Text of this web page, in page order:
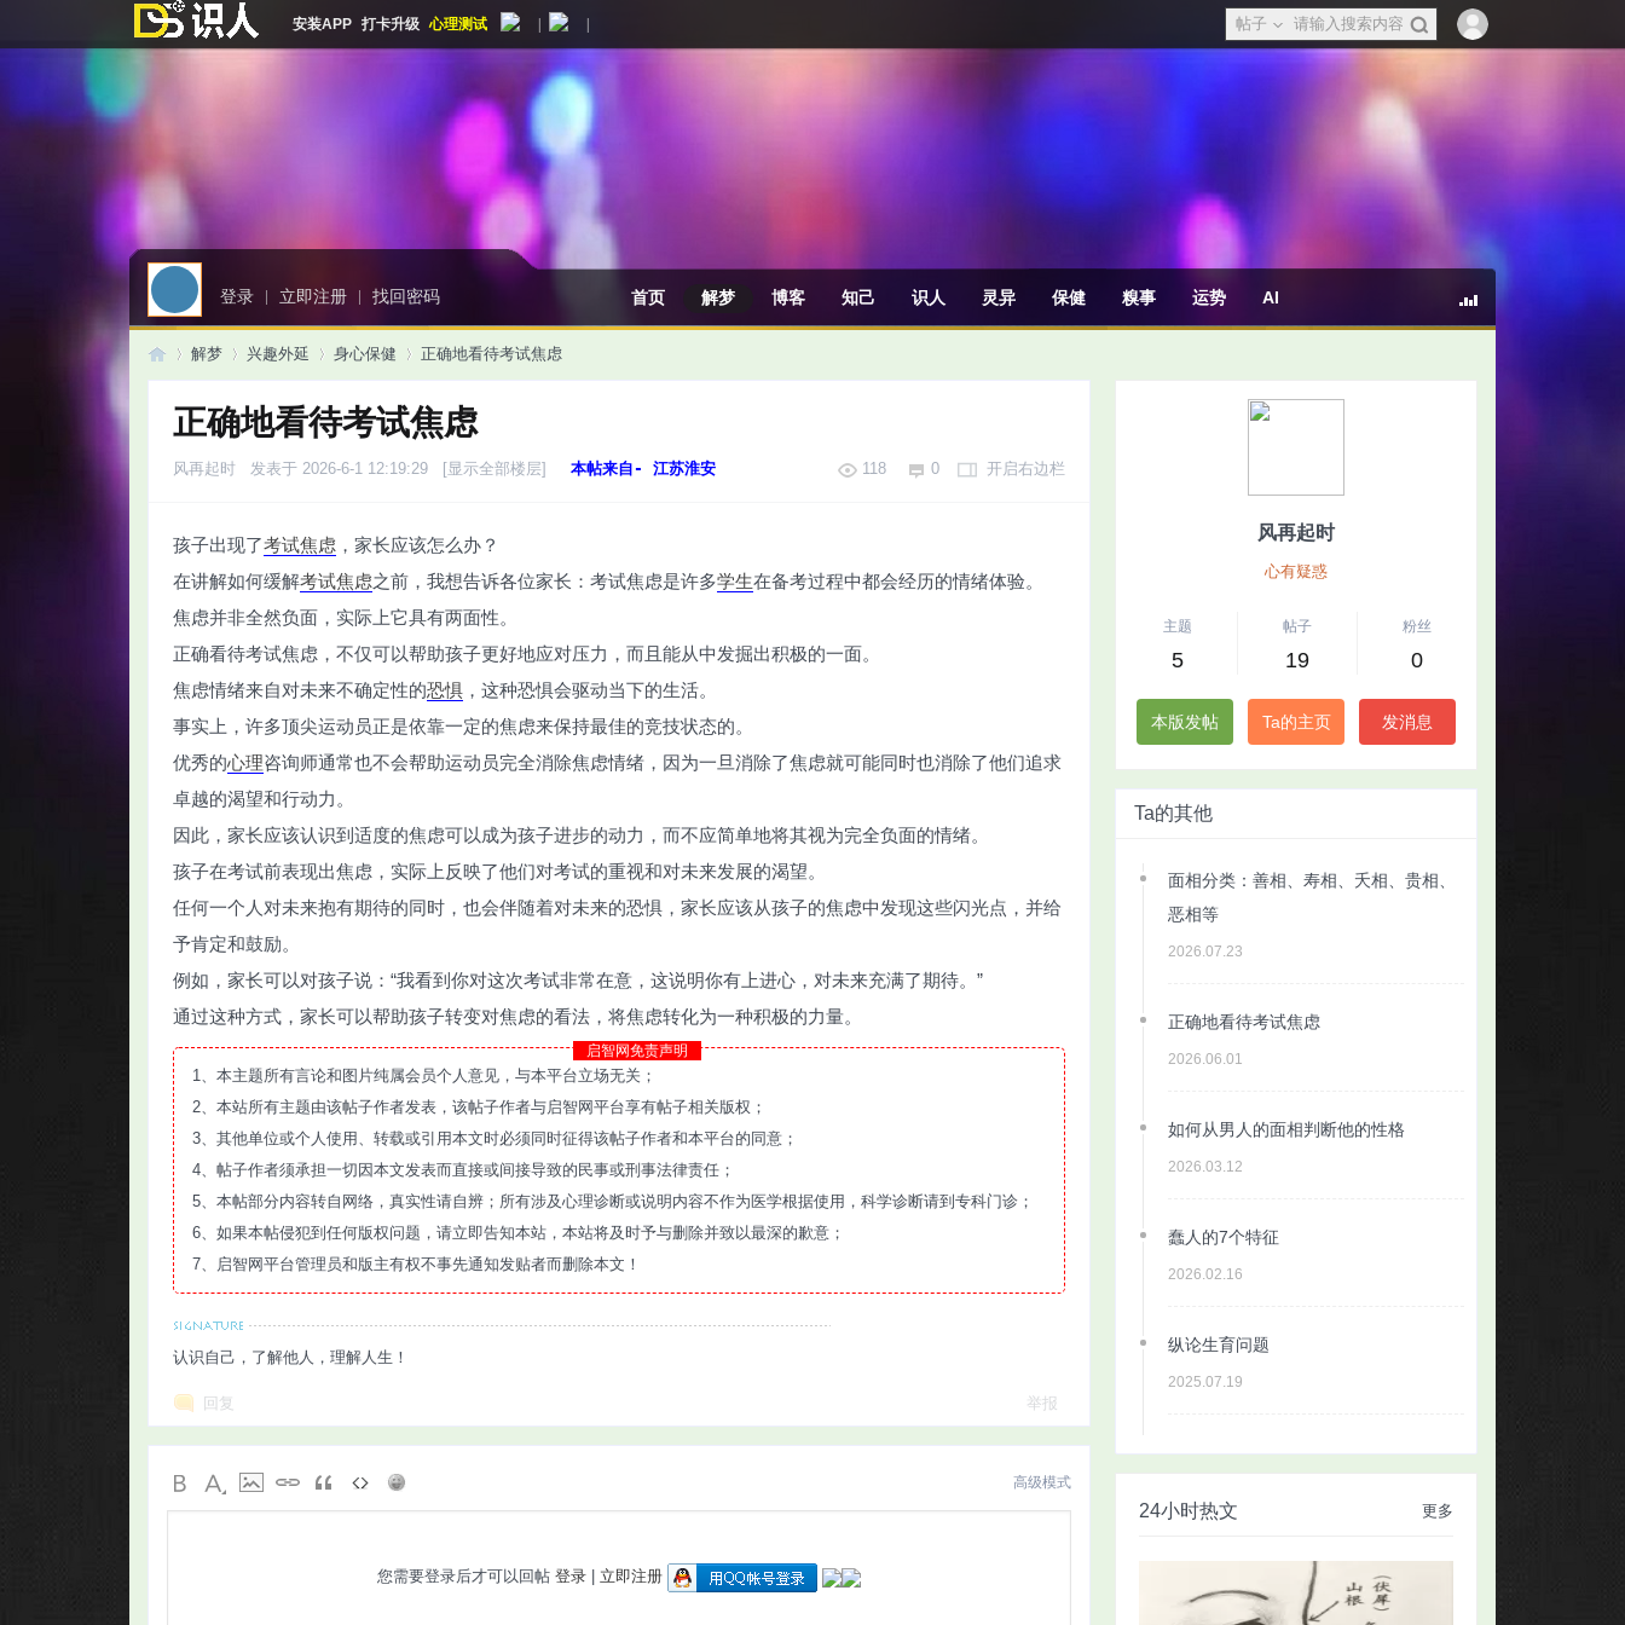
安装APP 打卡升级 心理测试 帖子
登录 | 立即注册 | 找回密码 首页 解梦 博客 知己 识人 灵异 保健 糗事 运势 AI
解梦 兴趣外延 身心保健 正确地看待考试焦虑
风再起时
心有疑惑
主题
5
帖子
19
粉丝
0
本版发帖 Ta的主页 发消息
Ta的其他
面相分类：善相、寿相、夭相、贵相、
恶相等
2026.07.23
正确地看待考试焦虑
2026.06.01
如何从男人的面相判断他的性格
2026.03.12
蠢人的7个特征
2026.02.16
纵论生育问题
2025.07.19
更多
24小时热文
正确地看待考试焦虑
风再起时 发表于 2026-6-1 12:19:29 [显示全部楼层] 本帖来自- 江苏淮安 开启右边栏
118 0
孩子出现了考试焦虑 ，家长应该怎么办？
在讲解如何缓解考试焦虑之前，我想告诉各位家长：考试焦虑是许多学生在备考过程中都会经历的情绪体验。
焦虑并非全然负面，实际上它具有两面性。
正确看待考试焦虑，不仅可以帮助孩子更好地应对压力，而且能从中发掘出积极的一面。
焦虑情绪来自对未来不确定性的恐惧 ，这种恐惧会驱动当下的生活。
事实上，许多顶尖运动员正是依靠一定的焦虑来保持最佳的竞技状态的。
优秀的心理咨询师通常也不会帮助运动员完全消除焦虑情绪，因为一旦消除了焦虑就可能同时也消除了他们追求
卓越的渴望和行动力。
因此，家长应该认识到适度的焦虑可以成为孩子进步的动力，而不应简单地将其视为完全负面的情绪。
孩子在考试前表现出焦虑，实际上反映了他们对考试的重视和对未来发展的渴望。
任何一个人对未来抱有期待的同时，也会伴随着对未来的恐惧，家长应该从孩子的焦虑中发现这些闪光点，并给
予肯定和鼓励。
例如，家长可以对孩子说：“我看到你对这次考试非常在意，这说明你有上进心，对未来充满了期待。”
通过这种方式，家长可以帮助孩子转变对焦虑的看法，将焦虑转化为一种积极的力量。
启智网免责声明
1、本主题所有言论和图片纯属会员个人意见，与本平台立场无关；
2、本站所有主题由该帖子作者发表，该帖子作者与启智网平台享有帖子相关版权；
3、其他单位或个人使用、转载或引用本文时必须同时征得该帖子作者和本平台的同意；
4、帖子作者须承担一切因本文发表而直接或间接导致的民事或刑事法律责任；
5、本帖部分内容转自网络，真实性请自辨；所有涉及心理诊断或说明内容不作为医学根据使用，科学诊断请到专科门诊；
6、如果本帖侵犯到任何版权问题，请立即告知本站，本站将及时予与删除并致以最深的歉意；
7、启智网平台管理员和版主有权不事先通知发贴者而删除本文！
认识自己，了解他人，理解人生！
回复 举报
高级模式
您需要登录后才可以回帖 登录 立即注册